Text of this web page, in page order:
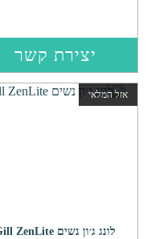
יצירת קשר
אזל המלאי
לונג ג׳ון נשים Gill ZenLite